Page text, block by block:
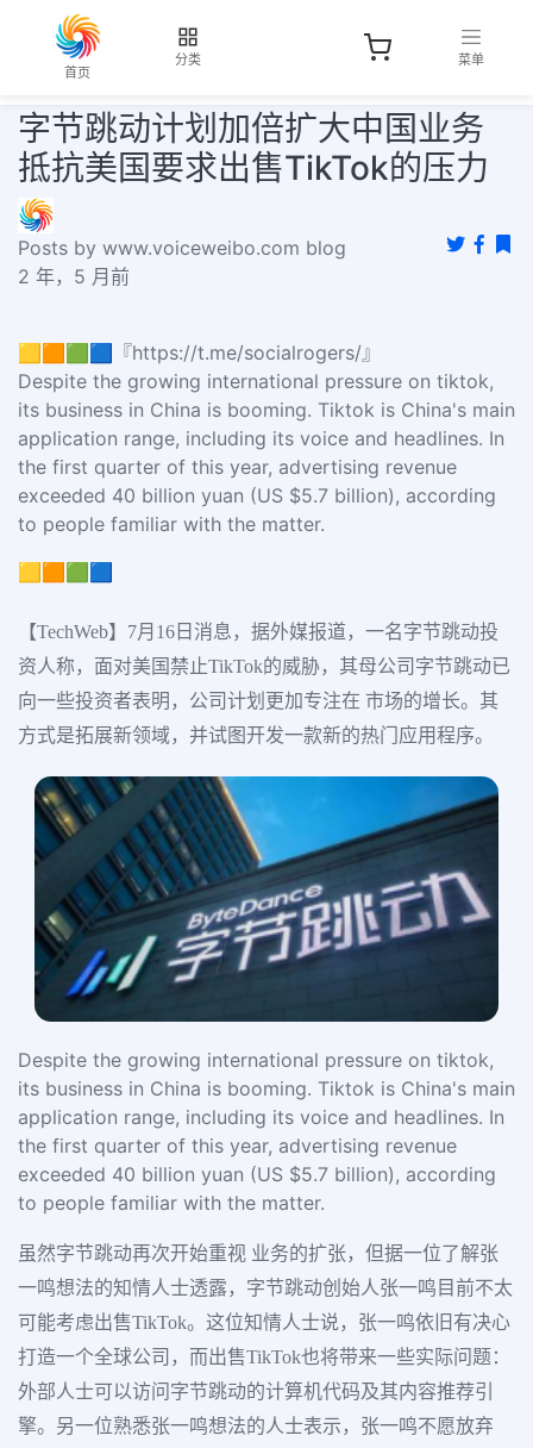
首页
分类 菜单
字节跳动计划加倍扩大中国业务
抵抗美国要求出售TikTok的压力
Posts by www.voiceweibo.com blog
2 年，5 月前
🟨🟧🟩🟦『https://t.me/socialrogers/』
Despite the growing international pressure on tiktok,
its business in China is booming. Tiktok is China's main
application range, including its voice and headlines. In
the first quarter of this year, advertising revenue
exceeded 40 billion yuan (US $5.7 billion), according
to people familiar with the matter.
🟨🟧🟩🟦
【TechWeb】7月16日消息，据外媒报道，一名字节跳动投
资人称，面对美国禁止TikTok的威胁，其母公司字节跳动已
向一些投资者表明，公司计划更加专注在 市场的增长。其
方式是拓展新领域，并试图开发一款新的热门应用程序。
Despite the growing international pressure on tiktok,
its business in China is booming. Tiktok is China's main
application range, including its voice and headlines. In
the first quarter of this year, advertising revenue
exceeded 40 billion yuan (US $5.7 billion), according
to people familiar with the matter.
虽然字节跳动再次开始重视 业务的扩张，但据一位了解张
一鸣想法的知情人士透露，字节跳动创始人张一鸣目前不太
可能考虑出售TikTok。这位知情人士说，张一鸣依旧有决心
打造一个全球公司，而出售TikTok也将带来一些实际问题：
外部人士可以访问字节跳动的计算机代码及其内容推荐引
擎。另一位熟悉张一鸣想法的人士表示，张一鸣不愿放弃